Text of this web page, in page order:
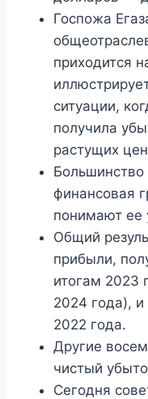
Госпожа
приходится
ситуации,
получила
растущих
Большинство
финансовая
понимают ее
Общий
прибыли,
итогам 2023
2024 года), и
2022 года.
Другие
чистый
Сегодня